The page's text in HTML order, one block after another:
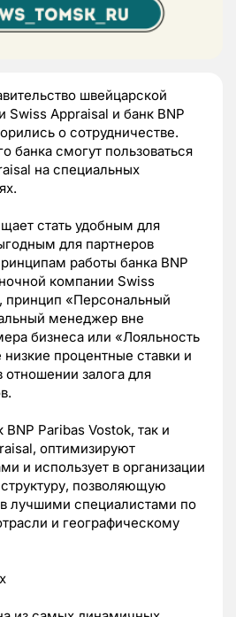
швейцарской
Swiss Appraisal и банк BNP
о сотрудничестве.
банка смогут пользоваться
на специальных
стать удобным для
для партнеров
работы банка BNP
компании Swiss
принцип «Персональный
менеджер вне
бизнеса или «Лояльность
процентные ставки и
отношении залога для
Paribas Vostok, так и
оптимизируют
и использует в организации
позволяющую
лучшими специалистами по
и географическому